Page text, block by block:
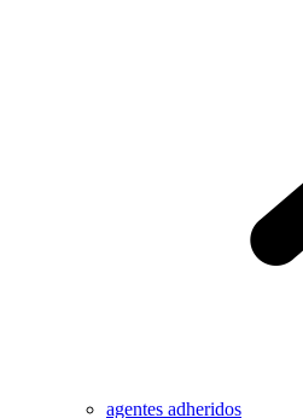
agentes adheridos